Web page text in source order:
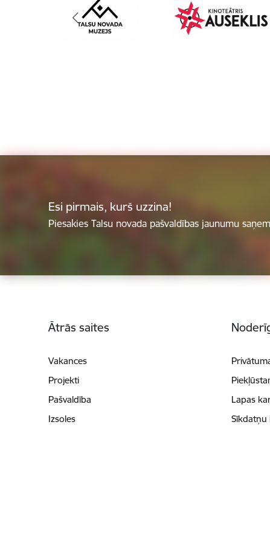
Esi pirmais, kurš uzzina!
Piesakies Talsu novada pašvaldības jaunumu
Ātrās saites
Vakances
Projekti
Pašvaldība
Izsoles
Lapas
Sīkdatņu